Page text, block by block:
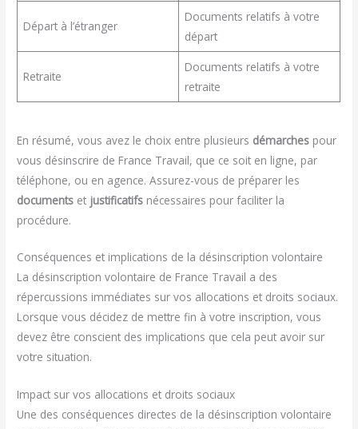
Départ à l’étranger
Documents relatifs à votre
départ
Retraite
Documents relatifs à votre
retraite
En résumé, vous avez le choix entre plusieurs démarches pour
vous désinscrire de France Travail, que ce soit en ligne, par
téléphone, ou en agence. Assurez-vous de préparer les
documents et justificatifs nécessaires pour faciliter la
procédure.
Conséquences et implications de la désinscription volontaire
La désinscription volontaire de France Travail a des
répercussions immédiates sur vos allocations et droits sociaux.
Lorsque vous décidez de mettre fin à votre inscription, vous
devez être conscient des implications que cela peut avoir sur
votre situation.
Impact sur vos allocations et droits sociaux
Une des conséquences directes de la désinscription volontaire